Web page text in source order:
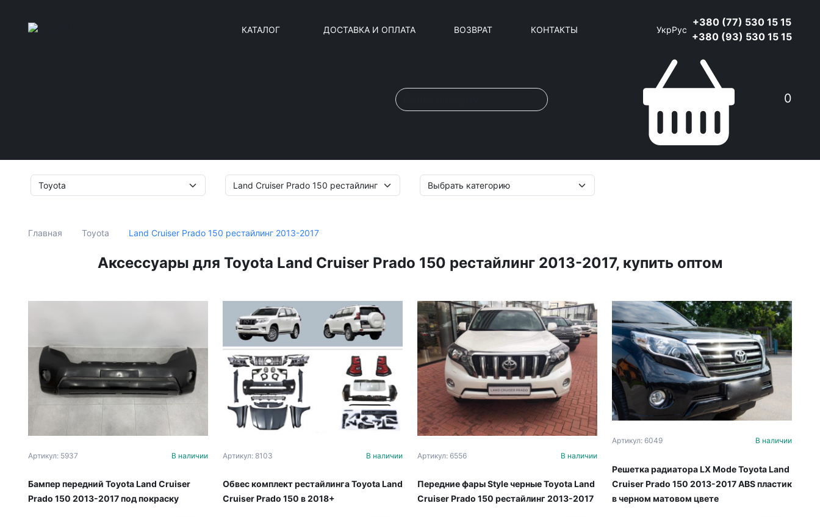
КАТАЛОГ ДОСТАВКА И ОПЛАТА ВОЗВРАТ КОНТАКТЫ УкрРус
+380 (77) 530 15 15
+380 (93) 530 15 15
0
Главная Toyota Land Cruiser Prado 150 рестайлинг 2013-2017
Аксессуары для Toyota Land Cruiser Prado 150 рестайлинг 2013-2017, купить оптом
Артикул: 5937 В наличии
Бампер передний Toyota Land Cruiser
Prado 150 2013-2017 под покраску
Артикул: 8103 В наличии
Обвес комплект рестайлинга Toyota Land
Cruiser Prado 150 в 2018+
Артикул: 6556 В наличии
Передние фары Style черные Toyota Land
Cruiser Prado 150 рестайлинг 2013-2017
Артикул: 6049 В наличии
Решетка радиатора LX Mode Toyota Land
Cruiser Prado 150 2013-2017 ABS пластик
в черном матовом цвете